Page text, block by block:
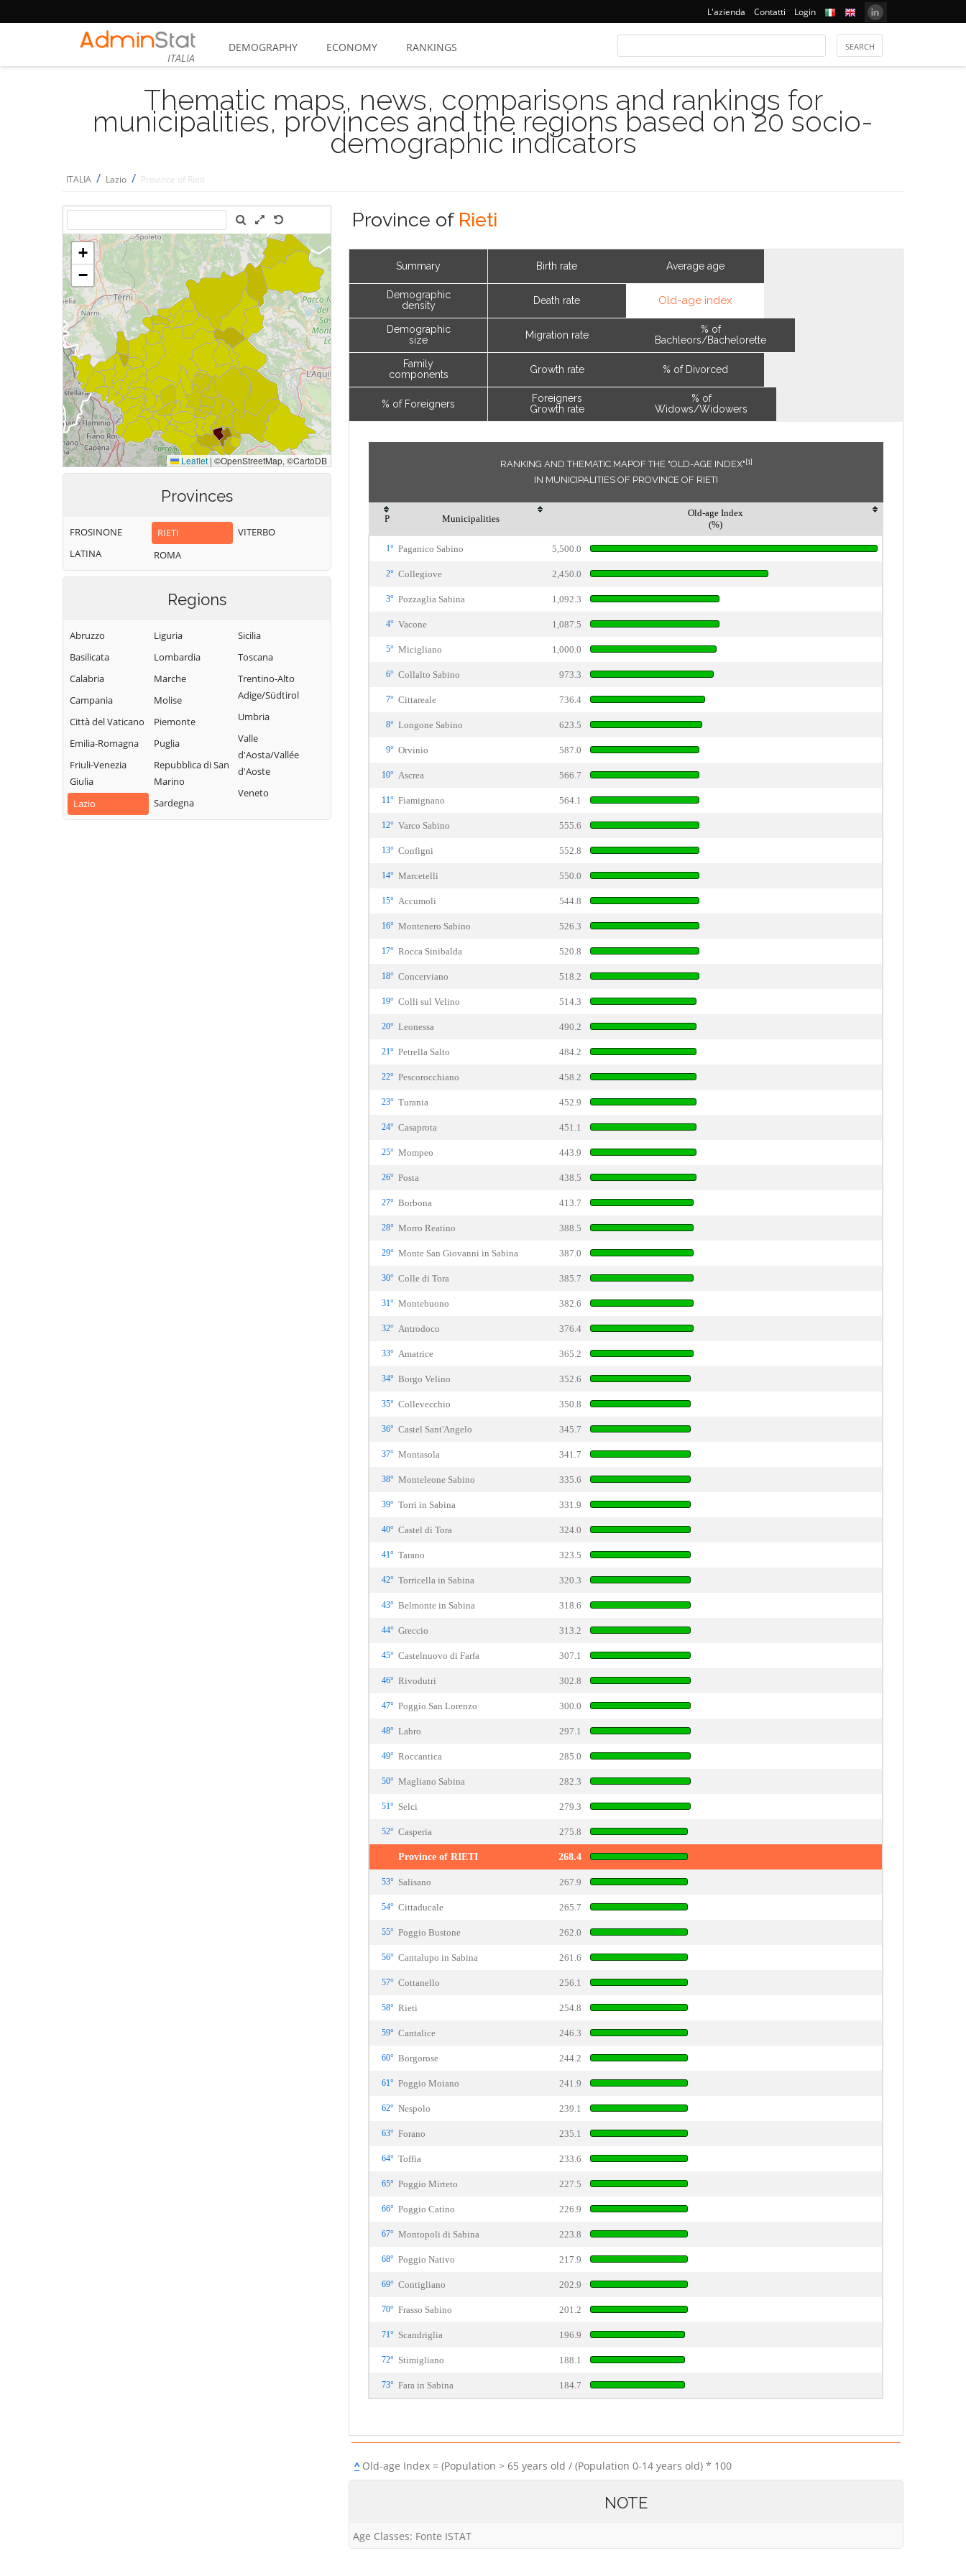
L'azienda Contatti Login
ITALIA
DEMOGRAPHY ECONOMY RANKINGS
Thematic maps, news, comparisons and rankings for
municipalities, provinces and the regions based on 20 socio-
demographic indicators
ITALIA / Lazio / Province of Rieti
Provinces
FROSINONE
LATINA
RIETI
ROMA
VITERBO
Regions
Abruzzo
Basilicata
Calabria
Campania
Città del Vaticano
Emilia-Romagna
Friuli-Venezia
Giulia
Lazio
Liguria
Lombardia
Marche
Molise
Piemonte
Puglia
Repubblica di San
Marino
Sardegna
Sicilia
Toscana
Trentino-Alto
Adige/Südtirol
Umbria
Valle
d'Aosta/Vallée
d'Aoste
Veneto
Province of Rieti
Summary
Demographic
density
Demographic
size
Family
components
% of Foreigners
Birth rate
Death rate
Migration rate
Growth rate
Foreigners
Growth rate
Average age
Old-age index
% of
Bachleors/Bachelorette
% of Divorced
% of
Widows/Widowers
RANKING AND THEMATIC MAPOF THE "OLD-AGE INDEX"[1]
IN MUNICIPALITIES OF PROVINCE OF RIETI
P Municipalities
Old-age Index
(%)
1° Paganico Sabino 5,500.0
2° Collegiove 2,450.0
3° Pozzaglia Sabina 1,092.3
4° Vacone 1,087.5
5° Micigliano 1,000.0
6° Collalto Sabino 973.3
7° Cittareale 736.4
8° Longone Sabino 623.5
9° Orvinio 587.0
10° Ascrea 566.7
11° Fiamignano 564.1
12° Varco Sabino 555.6
13° Configni 552.8
14° Marcetelli 550.0
15° Accumoli 544.8
16° Montenero Sabino 526.3
17° Rocca Sinibalda 520.8
18° Concerviano 518.2
19° Colli sul Velino 514.3
20° Leonessa 490.2
21° Petrella Salto 484.2
22° Pescorocchiano 458.2
23° Turania 452.9
24° Casaprota 451.1
25° Mompeo 443.9
26° Posta 438.5
27° Borbona 413.7
28° Morro Reatino 388.5
29° Monte San Giovanni in Sabina 387.0
30° Colle di Tora 385.7
31° Montebuono 382.6
32° Antrodoco 376.4
33° Amatrice 365.2
34° Borgo Velino 352.6
35° Collevecchio 350.8
36° Castel Sant'Angelo 345.7
37° Montasola 341.7
38° Monteleone Sabino 335.6
39° Torri in Sabina 331.9
40° Castel di Tora 324.0
41° Tarano 323.5
42° Torricella in Sabina 320.3
43° Belmonte in Sabina 318.6
44° Greccio 313.2
45° Castelnuovo di Farfa 307.1
46° Rivodutri 302.8
47° Poggio San Lorenzo 300.0
48° Labro 297.1
49° Roccantica 285.0
50° Magliano Sabina 282.3
51° Selci 279.3
52° Casperia 275.8
Province of RIETI 268.4
53° Salisano 267.9
54° Cittaducale 265.7
55° Poggio Bustone 262.0
56° Cantalupo in Sabina 261.6
57° Cottanello 256.1
58° Rieti 254.8
59° Cantalice 246.3
60° Borgorose 244.2
61° Poggio Moiano 241.9
62° Nespolo 239.1
63° Forano 235.1
64° Toffia 233.6
65° Poggio Mirteto 227.5
66° Poggio Catino 226.9
67° Montopoli di Sabina 223.8
68° Poggio Nativo 217.9
69° Contigliano 202.9
70° Frasso Sabino 201.2
71° Scandriglia 196.9
72° Stimigliano 188.1
73° Fara in Sabina 184.7
^Old-age Index = (Population > 65 years old / (Population 0-14 years old) * 100
NOTE
Age Classes: Fonte ISTAT